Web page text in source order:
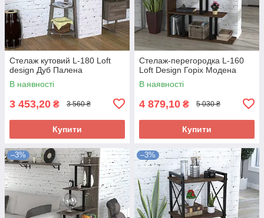
Стелаж кутовий L-180 Loft
design Дуб Палена
В наявності
3 453,20 ₴ 3 560 ₴
Купити
Стелаж-перегородка L-160
Loft Design Горіх Модена
В наявності
4 879,10 ₴ 5 030 ₴
Купити
–3% –3%